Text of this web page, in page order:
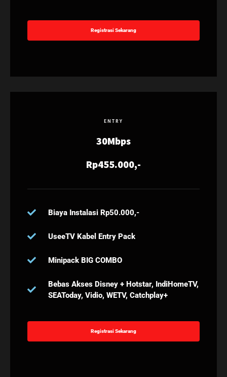
Registrasi Sekarang
ENTRY
30Mbps
Rp455.000,-
Biaya Instalasi Rp50.000,-
UseeTV Kabel Entry Pack
Minipack BIG COMBO
Bebas Akses Disney + Hotstar, IndiHomeTV,
SEAToday, Vidio, WETV, Catchplay+
Registrasi Sekarang